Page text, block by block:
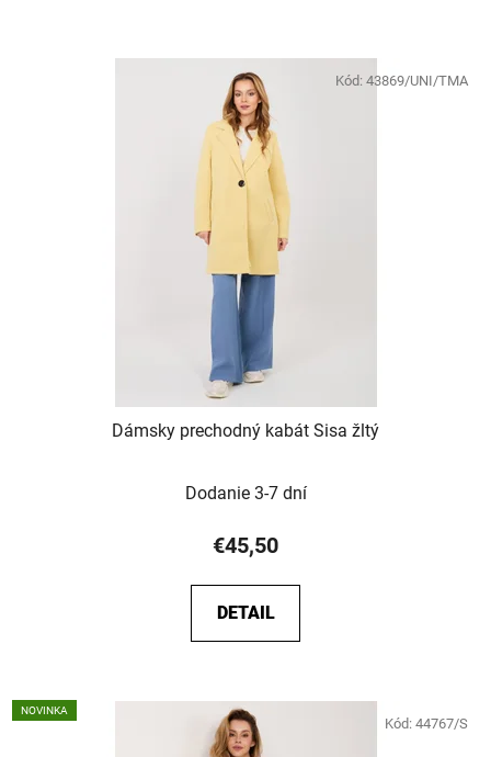
Dámsky prechodný kabát Sisa žltý
Dodanie 3-7 dní
€45,50
DETAIL
Kód: 43869/UNI/TMA
NOVINKA
Kód: 44767/S